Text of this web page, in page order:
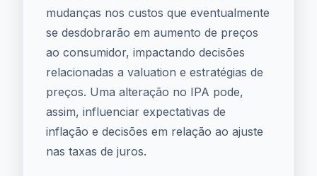
mudanças nos custos que eventualmente
se desdobrarão em aumento de preços
ao consumidor, impactando decisões
relacionadas a valuation e estratégias de
preços. Uma alteração no IPA pode,
assim, influenciar expectativas de
inflação e decisões em relação ao ajuste
nas taxas de juros.